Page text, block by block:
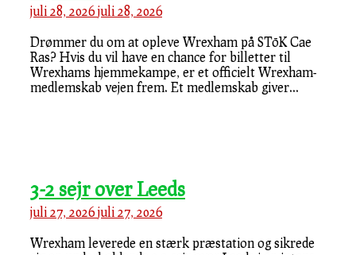
juli 28, 2026juli 28, 2026
Drømmer du om at opleve Wrexham på STōK Cae
Ras? Hvis du vil have en chance for billetter til
Wrexhams hjemmekampe, er et officielt Wrexham-
medlemskab vejen frem. Et medlemskab giver...
3-2 sejr over Leeds
juli 27, 2026juli 27, 2026
Wrexham leverede en stærk præstation og sikrede